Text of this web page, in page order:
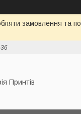
замовлення та
Принтів